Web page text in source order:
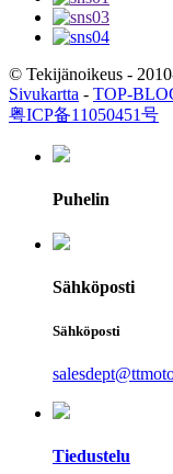
© Tekijänoikeus -
Sivukartta - TOP-
粤ICP备11050451号
Puhelin
Sähköposti
Sähköposti
Tiedustelu